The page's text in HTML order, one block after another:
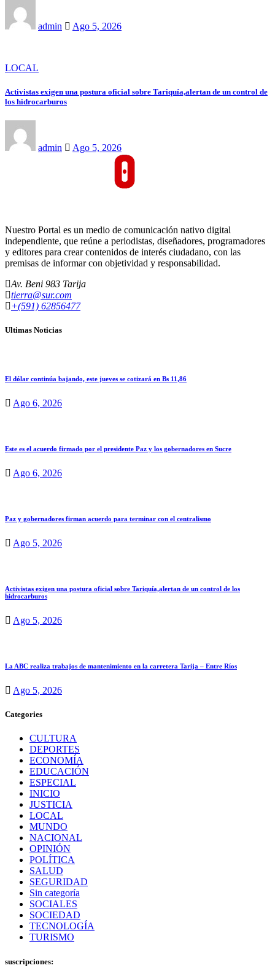
admin Ago 5, 2026
LOCAL
Activistas exigen una postura oficial sobre Tariquía,alertan de un control de
los hidrocarburos
admin Ago 5, 2026
Nuestro Portal es un medio de comunicación nativo digital
independiente, que reúne a periodistas, diseñadores, programadores
y editores para crear contenidos de interés ciudadano, con las
premisas de informar con objetividad y responsabilidad.
Av. Beni 983 Tarija
tierra@sur.com
+(591) 62856477
Ultimas Noticias
El dólar continúa bajando, este jueves se cotizará en Bs 11,86
Ago 6, 2026
Este es el acuerdo firmado por el presidente Paz y los gobernadores en Sucre
Ago 6, 2026
Paz y gobernadores firman acuerdo para terminar con el centralismo
Ago 5, 2026
Activistas exigen una postura oficial sobre Tariquía,alertan de un control de los
hidrocarburos
Ago 5, 2026
La ABC realiza trabajos de mantenimiento en la carretera Tarija – Entre Ríos
Ago 5, 2026
Categories
CULTURA
DEPORTES
ECONOMÍA
EDUCACIÓN
ESPECIAL
INICIO
JUSTICIA
LOCAL
MUNDO
NACIONAL
OPINIÓN
POLÍTICA
SALUD
SEGURIDAD
Sin categoría
SOCIALES
SOCIEDAD
TECNOLOGÍA
TURISMO
suscripciones: